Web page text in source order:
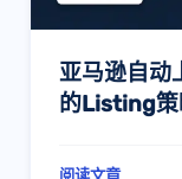
亚马逊自动
的Listing策